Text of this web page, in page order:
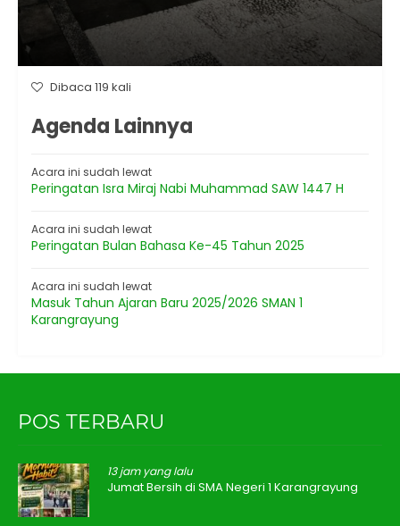
Dibaca 119 kali
Agenda Lainnya
Acara ini sudah lewat
Peringatan Isra Miraj Nabi Muhammad SAW 1447 H
Acara ini sudah lewat
Peringatan Bulan Bahasa Ke-45 Tahun 2025
Acara ini sudah lewat
Masuk Tahun Ajaran Baru 2025/2026 SMAN 1
Karangrayung
POS TERBARU
13 jam yang lalu
Jumat Bersih di SMA Negeri 1 Karangrayung